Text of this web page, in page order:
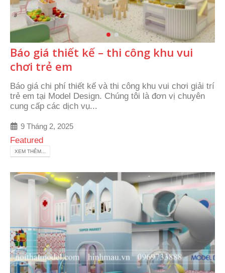
Báo giá thiết kế – thi công khu vui
chơi trẻ em
Báo giá chi phí thiết kế và thi công khu vui chơi giải trí
trẻ em tại Model Design. Chúng tôi là đơn vị chuyên
cung cấp các dịch vụ...
9 Tháng 2, 2025
Featured
XEM THÊM...